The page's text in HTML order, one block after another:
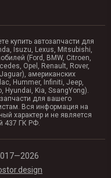
купить автозапчасти для
Isuzu, Lexus, Mitsubishi,
(Ford, BMW, Citroen,
Opel, Renault, Rover,
американских
Hummer, Infiniti, Jeep,
Hyundai, Kia, SsangYong).
для вашего
Вся информация на
характер и не является
437 ГК РФ.